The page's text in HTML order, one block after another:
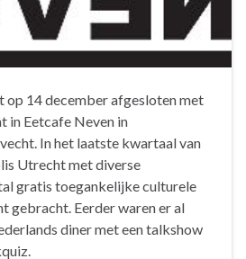
op 14 december afgesloten met
in Eetcafe Neven in
In het laatste kwartaal van
Utrecht met diverse
gratis toegankelijke culturele
gebracht. Eerder waren er al
diner met een talkshow